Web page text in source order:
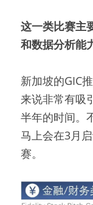
这一类比赛主
和数据分析能
新加坡的GIC
来说非常有吸
半年的时间。
马上会在3月
赛。